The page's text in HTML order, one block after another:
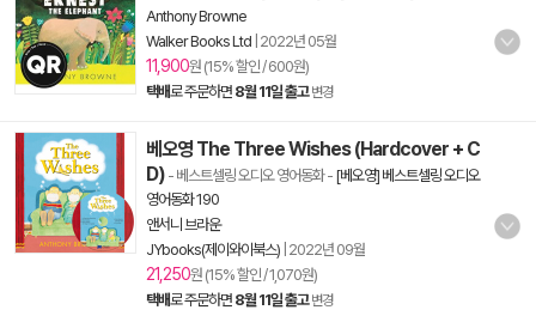
Anthony Browne
Walker Books Ltd 2022년 05월
11,900원 (15% 할인 / 600원)
택배로 주문하면 8월 11일 출고 변경
베오영 The Three Wishes (Hardcover + C
D) - 베스트셀링 오디오 영어동화- [베오영] 베스트셀링 오디오
영어동화 190
앤서니 브라운
JYbooks(제이와이북스) 2022년 09월
21,250원 (15% 할인 / 1,070원)
택배로 주문하면 8월 11일 출고 변경